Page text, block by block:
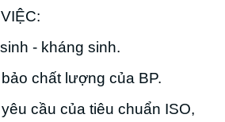
- kháng sinh.
chất lượng của BP.
cầu của tiêu chuẩn ISO,